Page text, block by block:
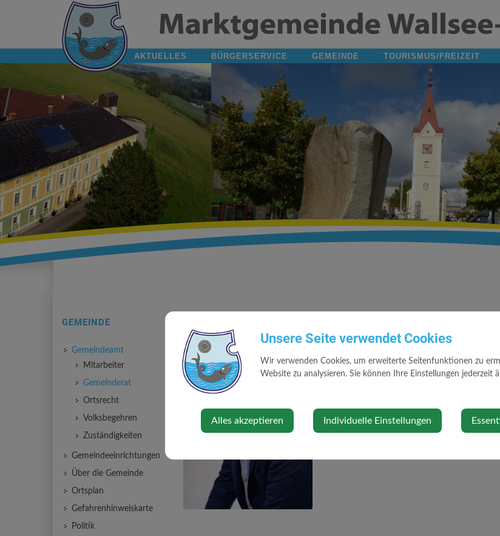
AKTUELLES BÜRGERSERVICE GEMEINDE TOURISMUS/FREIZEIT
Kontakt
www.wallsee-sindelburg.gv.at
GEMEINDE
Gemeindeamt
Mitarbeiter
Gemeinderat
Ortsrecht
Volksbegehren
Zuständigkeiten
Gemeindeeinrichtungen
Über die Gemeinde
Ortsplan
Gefahrenhinweiskarte
Politik
Unsere Seite verwendet Cookies
Wir verwenden Cookies, um erweiterte Seitenfunktionen zu
Website zu analysieren. Sie können Ihre Einstellungen jederzeit
Alles akzeptieren Individuelle Einstellungen